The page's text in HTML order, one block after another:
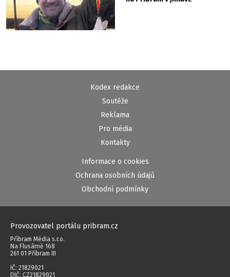
Kodex redakce
Soutěže
Reklama
Pro média
Kontakty
Informace o cookies
Ochrana osobních údajů
Obchodní podmínky
Provozovatel portálu pribram.cz
Příbram Média s.r.o.
Na Flusárně 168
261 01 Příbram III
IČ: 21829021
DIČ: CZ21829021